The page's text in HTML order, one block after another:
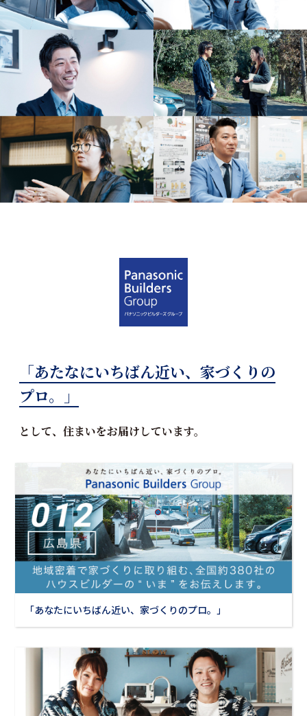
「あたなにいちばん近い、家づくりの
プロ。」
として、住まいをお届けしています。
「あなたにいちばん近い、家づくりのプロ。」